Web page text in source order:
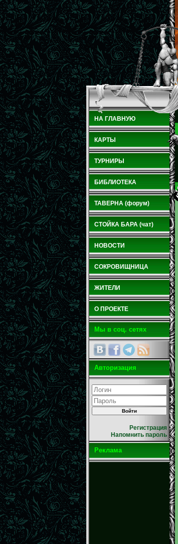
НА ГЛАВНУЮ
КАРТЫ
ТУРНИРЫ
БИБЛИОТЕКА
ТАВЕРНА (форум)
СТОЙКА БАРА (чат)
НОВОСТИ
СОКРОВИЩНИЦА
ЖИТЕЛИ
О ПРОЕКТЕ
Мы в соц. сетях
Авторизация
Регистрация
Напомнить пароль
Реклама